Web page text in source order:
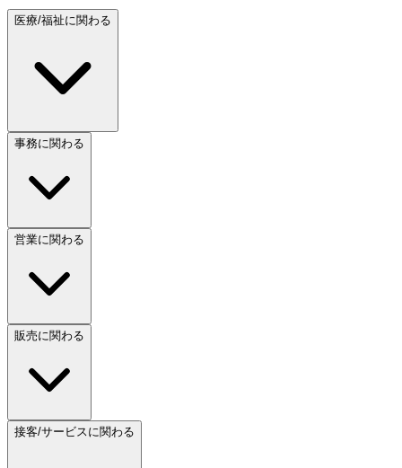
医療/福祉に関わる
事務に関わる
営業に関わる
販売に関わる
接客/サービスに関わる